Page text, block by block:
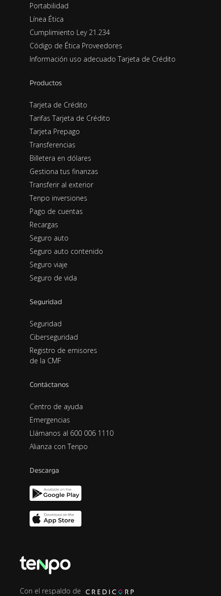
Portabilidad
Línea Ética
Cumplimiento Ley 21.234
Código de Ética Proveedores
Información uso adecuado Tarjeta de Crédito
Productos
Tarjeta de Crédito
Tarifas Tarjeta de Crédito
Tarjeta Prepago
Transferencias
Billetera en dólares
Gestiona tus finanzas
Transferir al exterior
Tenpo inversiones
Pago de cuentas
Recargas
Seguro auto
Seguro auto contenido
Seguro viaje
Seguro de vida
Seguridad
Seguridad
Ciberseguridad
Registro de emisores
de la CMF
Contáctanos
Centro de ayuda
Emergencias
Llámanos al 600 006 1110
Alianza con Tenpo
Descarga
Con el respaldo de